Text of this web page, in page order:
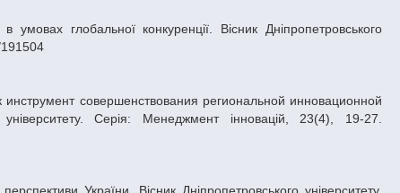
Серія: Менеджмент інновацій, 23(4), 19-27.